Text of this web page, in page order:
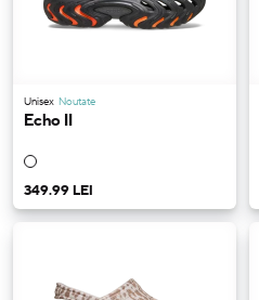
Unisex Noutate
Echo II
349.99 LEI